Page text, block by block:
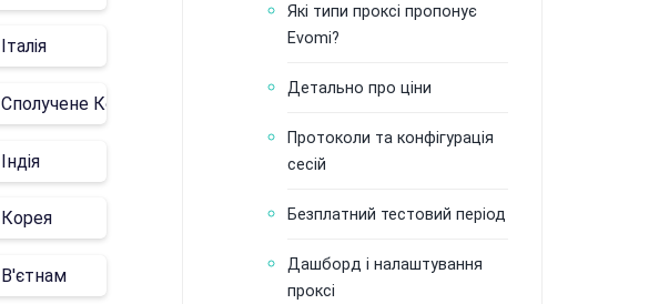
Італія
Сполучене Королівство
Індія
Корея
В'єтнам
Які типи проксі пропонує
Evomi?
Детально про ціни
Протоколи та конфігурація
сесій
Безплатний тестовий період
Дашборд і налаштування
проксі